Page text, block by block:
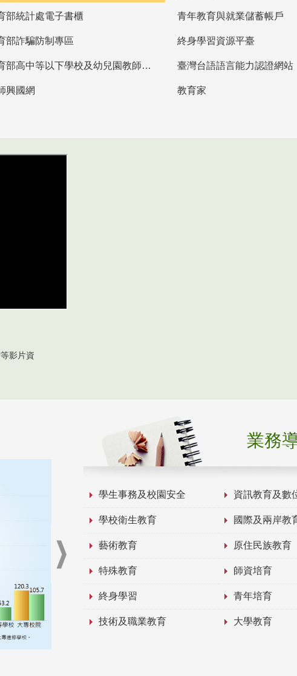
部統計處電子書櫃 青年教育與就業儲蓄帳戶
部詐騙防制專區 終身學習資源平臺
教育部高中等以下學校及幼兒園教師資格檢定考試 臺灣台語語言能力認證網站
興國網
教育家
影片資
業務
學生事務及校園安全 資訊教育及數
學校衛生教育 國際及兩岸教
藝術教育 原住民族教育
特殊教育 師資培育
終身學習 青年培育
技術及職業教育 大學教育